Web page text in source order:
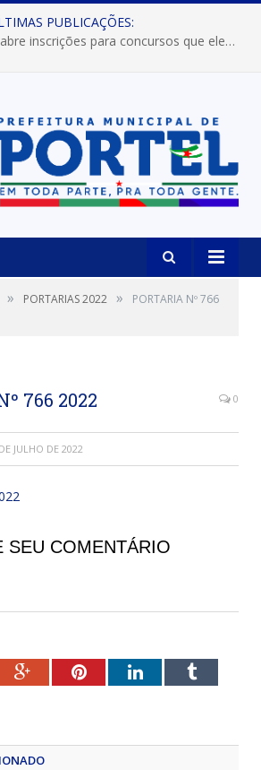
PUBLICAÇÕES:
Prefeitura de Portel abre inscrições para concursos que elegerão os destaques do Verão 2026
» PORTARIAS 2022 »
PORTARIA Nº 766
766 2022 0
JULHO DE 2022
SEU COMENTÁRIO
Google+PinterestLinkedInTumblr